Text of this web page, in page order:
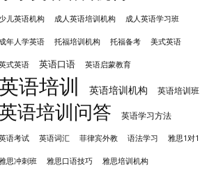
儿英语机构 成人英语培训机构 成人英语学习班
年人学英语 托福培训机构 托福备考 美式英语
式英语 英语口语 英语启蒙教育
语培训 英语培训机构 英语培训班
语培训问答 英语学习方法
语考试 英语词汇 菲律宾外教 语法学习 雅思1对1
思冲刺班 雅思口语技巧 雅思培训机构